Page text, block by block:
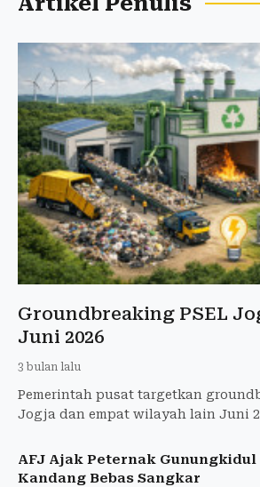
Groundbreaking PSEL
Juni 2026
3 bulan lalu
Pemerintah pusat targetkan
Jogja dan empat wilayah lain Juni
untuk atasi
AFJ Ajak Peternak
Kandang Bebas Sangkar